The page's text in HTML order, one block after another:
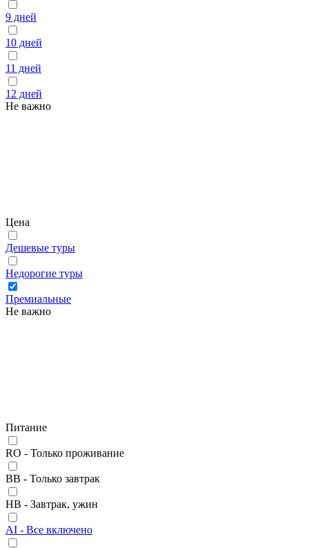
9 дней
10 дней
11 дней
12 дней
Не важно
Цена
Дешевые туры
Недорогие туры
Премиальные
Не важно
Питание
RO - Только проживание
BB - Только завтрак
HB - Завтрак, ужин
AI - Все включено